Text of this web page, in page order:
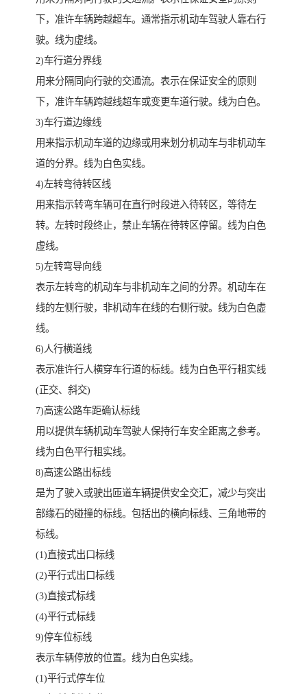
下，准许车辆跨越超车。通常指示机动车驾驶人靠右行
驶。线为虚线。
2)车行道分界线
用来分隔同向行驶的交通流。表示在保证安全的原则
下，准许车辆跨越线超车或变更车道行驶。线为白色。
3)车行道边缘线
用来指示机动车道的边缘或用来划分机动车与非机动车
道的分界。线为白色实线。
4)左转弯待转区线
用来指示转弯车辆可在直行时段进入待转区，等待左
转。左转时段终止，禁止车辆在待转区停留。线为白色
虚线。
5)左转弯导向线
表示左转弯的机动车与非机动车之间的分界。机动车在
线的左侧行驶，非机动车在线的右侧行驶。线为白色虚
线。
6)人行横道线
表示准许行人横穿车行道的标线。线为白色平行粗实线
(正交、斜交)
7)高速公路车距确认标线
用以提供车辆机动车驾驶人保持行车安全距离之参考。
线为白色平行粗实线。
8)高速公路出标线
是为了驶入或驶出匝道车辆提供安全交汇，减少与突出
部缘石的碰撞的标线。包括出的横向标线、三角地带的
标线。
(1)直接式出口标线
(2)平行式出口标线
(3)直接式标线
(4)平行式标线
9)停车位标线
表示车辆停放的位置。线为白色实线。
(1)平行式停车位